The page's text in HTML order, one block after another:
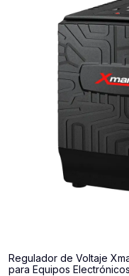
Regulador de Voltaje
para Equipos Electrónicos